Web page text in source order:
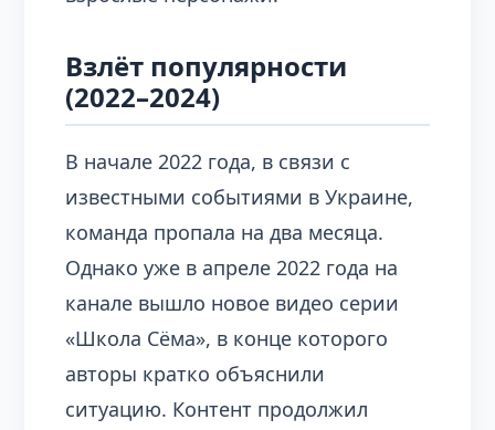
Взлёт популярности
(2022–2024)
В начале 2022 года, в связи с
известными событиями в Украине,
команда пропала на два месяца.
Однако уже в апреле 2022 года на
канале вышло новое видео серии
«Школа Сёма», в конце которого
авторы кратко объяснили
ситуацию. Контент продолжил